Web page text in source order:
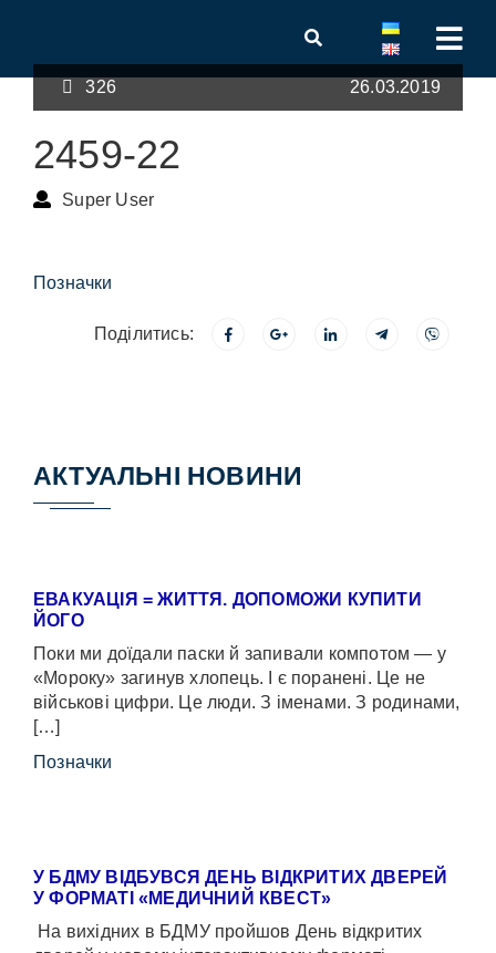
326 26.03.2019
2459-22
Super User
Позначки
Поділитись:
АКТУАЛЬНІ НОВИНИ
ЕВАКУАЦІЯ = ЖИТТЯ. ДОПОМОЖИ КУПИТИ
ЙОГО
Поки ми доїдали паски й запивали компотом — у
«Мороку» загинув хлопець. І є поранені. Це не
військові цифри. Це люди. З іменами. З родинами,
[…]
Позначки
У БДМУ ВІДБУВСЯ ДЕНЬ ВІДКРИТИХ ДВЕРЕЙ
У ФОРМАТІ «МЕДИЧНИЙ КВЕСТ»
На вихідних в БДМУ пройшов День відкритих